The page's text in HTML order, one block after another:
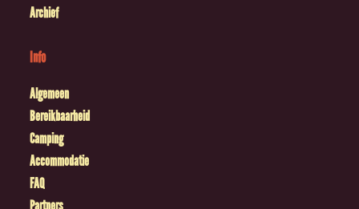
Archief
Info
Algemeen
Bereikbaarheid
Camping
Accommodatie
FAQ